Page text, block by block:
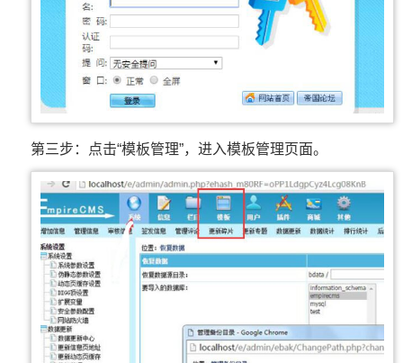
第三步：点击“模板管理”，进入模板管理页面。